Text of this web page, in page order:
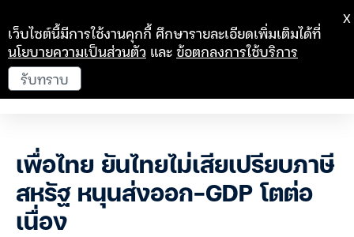
เพื่อไทย ยันไทยไม่เสียเปรียบภาษี
สหรัฐ หนุนส่งออก-GDP โตต่อ
เนื่อง
เว็บไซต์นี้มีการใช้งานคุกกี้ ศึกษารายละเอียดเพิ่มเติมได้ที่
นโยบายความเป็นส่วนตัว และข้อตกลงการใช้บริการ
รับทราบ
X